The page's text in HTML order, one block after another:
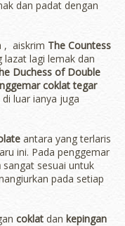
dan padat dengan
, aiskrim The Countess
lazat lagi lemak dan
Duchess of Double
coklat tegar
luar ianya juga
antara yang terlaris
ini. Pada penggemar
sangat sesuai untuk
pada setiap
coklat dan kepingan